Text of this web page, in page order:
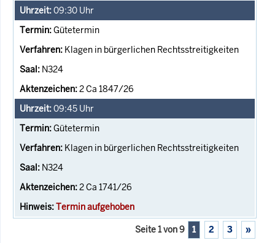
09:30 Uhr
Gütetermin
Klagen in bürgerlichen Rechtsstreitigkeiten
N324
2 Ca 1847/26
09:45 Uhr
Gütetermin
Klagen in bürgerlichen Rechtsstreitigkeiten
N324
2 Ca 1741/26
Termin aufgehoben
Seite 1 von 9 1 2 3 »